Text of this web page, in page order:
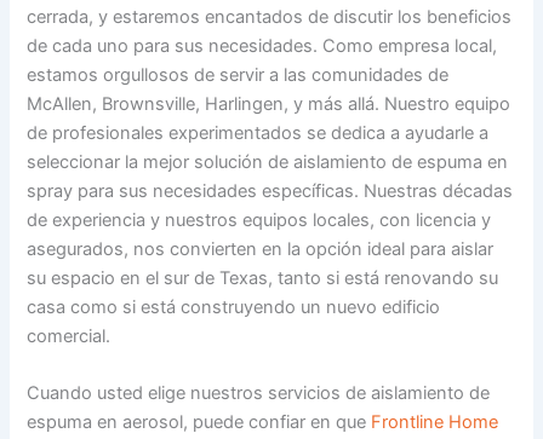
cerrada, y estaremos encantados de discutir los beneficios
de cada uno para sus necesidades. Como empresa local,
estamos orgullosos de servir a las comunidades de
McAllen, Brownsville, Harlingen, y más allá. Nuestro equipo
de profesionales experimentados se dedica a ayudarle a
seleccionar la mejor solución de aislamiento de espuma en
spray para sus necesidades específicas. Nuestras décadas
de experiencia y nuestros equipos locales, con licencia y
asegurados, nos convierten en la opción ideal para aislar
su espacio en el sur de Texas, tanto si está renovando su
casa como si está construyendo un nuevo edificio
comercial.
Cuando usted elige nuestros servicios de aislamiento de
espuma en aerosol, puede confiar en que Frontline Home